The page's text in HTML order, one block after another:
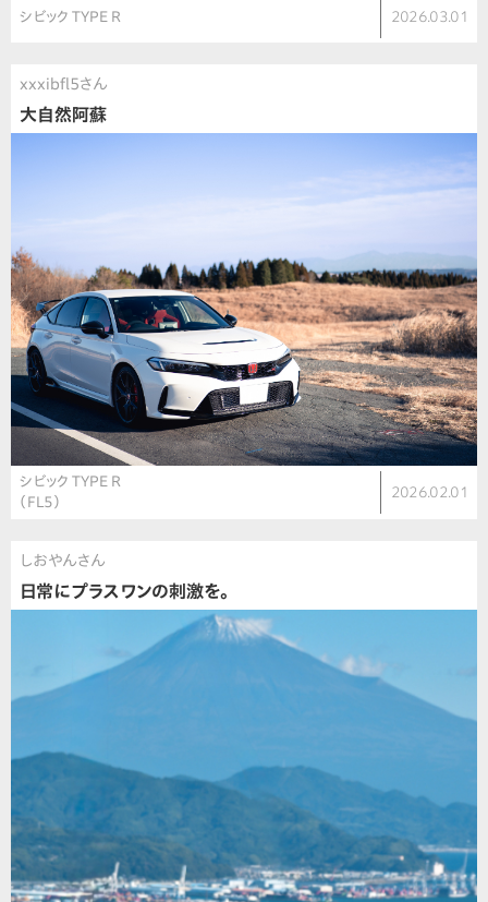
シビック TYPE R 2026.03.01
xxxibfl5さん
大自然阿蘇
シビック TYPE R
（FL5）
2026.02.01
しおやんさん
日常にプラスワンの刺激を。